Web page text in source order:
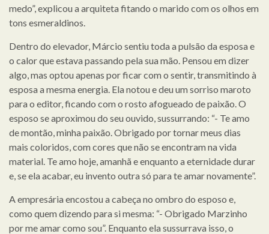
medo”, explicou a arquiteta fitando o marido com os olhos em
tons esmeraldinos.
Dentro do elevador, Márcio sentiu toda a pulsão da esposa e
o calor que estava passando pela sua mão. Pensou em dizer
algo, mas optou apenas por ficar com o sentir, transmitindo à
esposa a mesma energia. Ela notou e deu um sorriso maroto
para o editor, ficando com o rosto afogueado de paixão. O
esposo se aproximou do seu ouvido, sussurrando: “- Te amo
de montão, minha paixão. Obrigado por tornar meus dias
mais coloridos, com cores que não se encontram na vida
material. Te amo hoje, amanhã e enquanto a eternidade durar
e, se ela acabar, eu invento outra só para te amar novamente”.
A empresária encostou a cabeça no ombro do esposo e,
como quem dizendo para si mesma: “- Obrigado Marzinho
por me amar como sou”. Enquanto ela sussurrava isso, o